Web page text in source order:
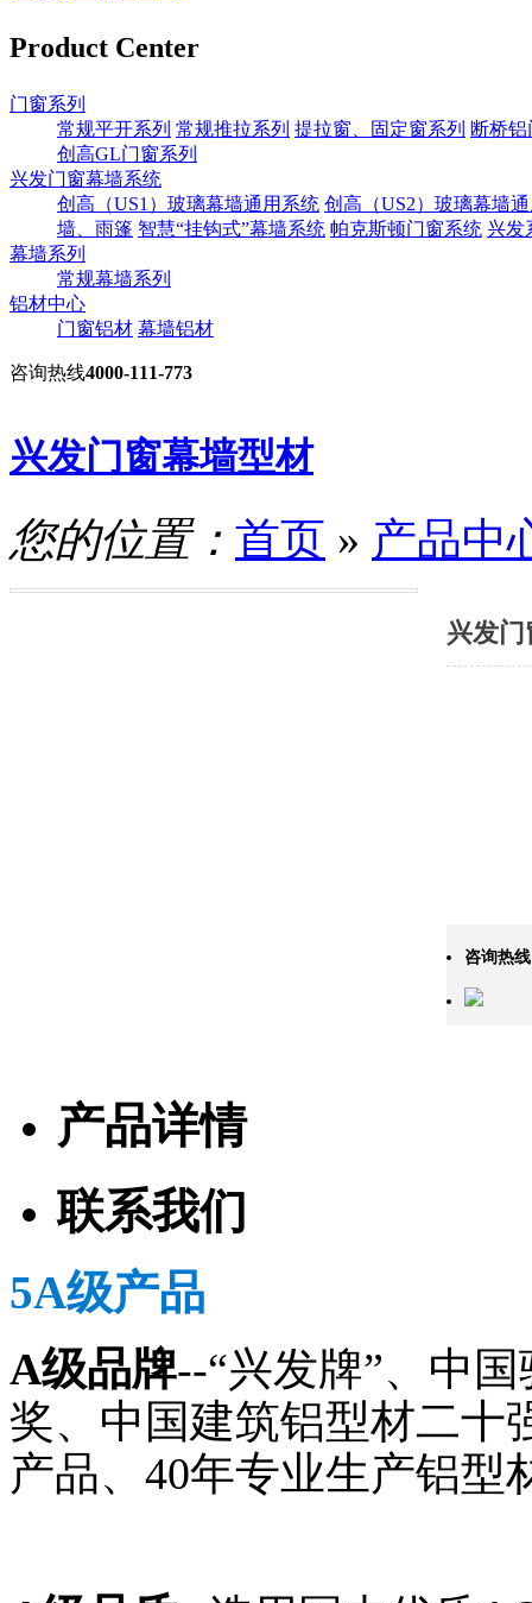
Product Center
门窗系列
常规平开系列 常规推拉系列 提拉窗、固定窗系列 断桥铝
创高GL门窗系列
兴发门窗幕墙系统
创高（US1）玻璃幕墙通用系统 创高（US2）玻璃幕墙
墙、雨篷 智慧“挂钩式”幕墙系统 帕克斯顿门窗系统 兴发
幕墙系列
常规幕墙系列
铝材中心
门窗铝材 幕墙铝材
咨询热线4000-111-773
兴发门窗幕墙型材
您的位置： 首页 » 产品中
兴发
咨询热
产品详情
联系我们
5A级产品
A级品牌--“兴发牌”、中
奖、中国建筑铝型材二十
产品、40年专业生产铝型